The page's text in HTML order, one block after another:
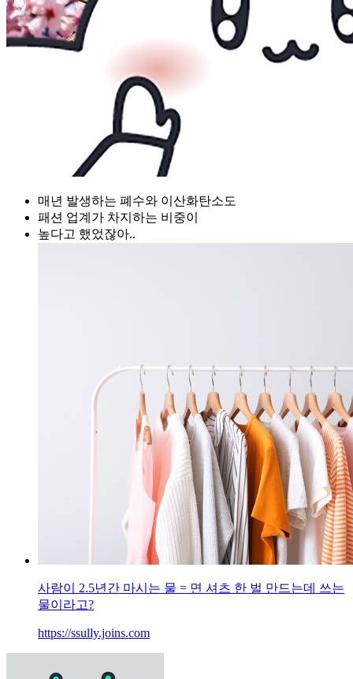
매년 발생하는 폐수와 이산화탄소도
패션 업계가 차지하는 비중이
높다고 했었잖아..
사람이 2.5년간 마시는 물 = 면 셔츠 한 벌 만드는데 쓰는
물이라고?
https://ssully.joins.com